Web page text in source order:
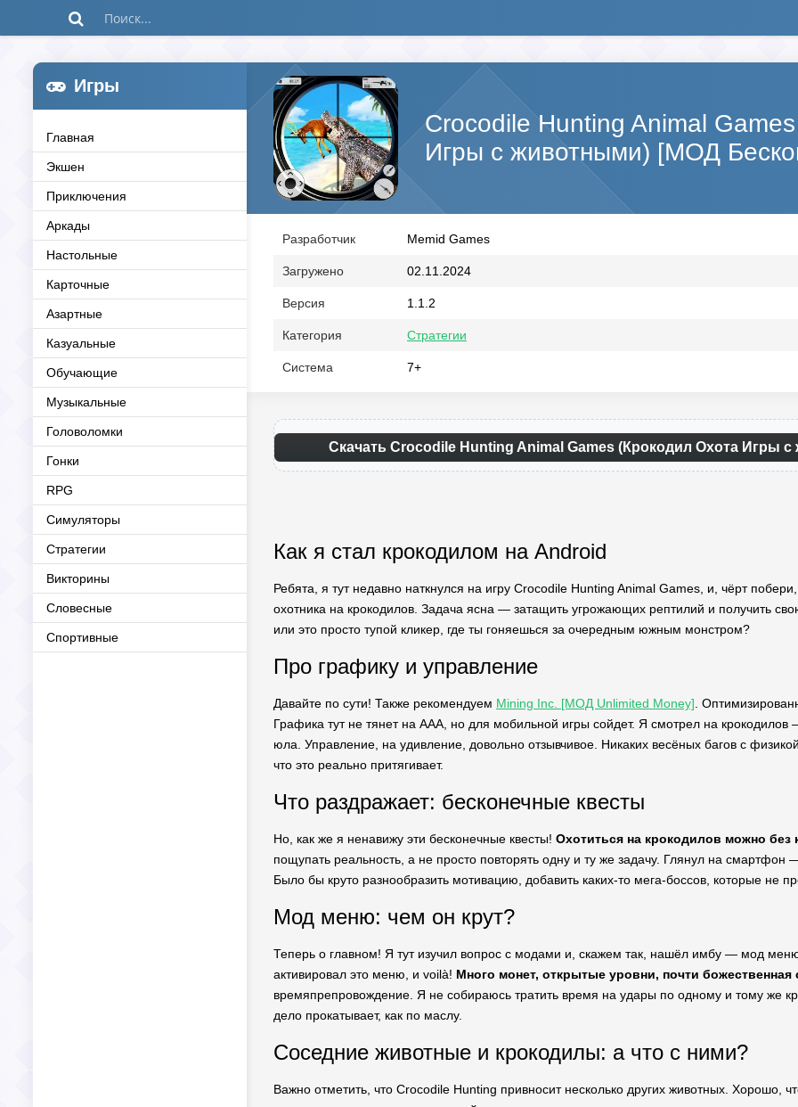
Игры
Главная
Экшен
Приключения
Аркады
Настольные
Карточные
Азартные
Казуальные
Обучающие
Музыкальные
Головоломки
Гонки
RPG
Симуляторы
Стратегии
Викторины
Словесные
Спортивные
Crocodile Hunting Animal
Игры с животными) [МОД
Разработчик Memid Games
Загружено 02.11.2024
Версия 1.1.2
Категория Стратегии
Система 7+
Скачать Crocodile Hunting Animal Games (Крокодил Охота Игры
Как я стал крокодилом на Android
Ребята, я тут недавно наткнулся на игру Crocodile Hunting Animal Games, и, чёрт
охотника на крокодилов. Задача ясна — затащить угрожающих рептилий и получить
или это просто тупой кликер, где ты гоняешься за очередным южным монстром?
Про графику и управление
Давайте по сути! Также рекомендуем Mining Inc. [МОД Unlimited Money] .
Графика тут не тянет на AAA, но для мобильной игры сойдет. Я смотрел на
юла. Управление, на удивление, довольно отзывчивое. Никаких весёных багов с
что это реально притягивает.
Что раздражает: бесконечные квесты
Но, как же я ненавижу эти бесконечные квесты! Охотиться на крокодилов можно без
пощупать реальность, а не просто повторять одну и ту же задачу. Глянул на смартфон
Было бы круто разнообразить мотивацию, добавить каких-то мега-боссов, которые не
Мод меню: чем он крут?
Теперь о главном! Я тут изучил вопрос с модами и, скажем так, нашёл имбу — мод
активировал это меню, и voilà! Много монет, открытые уровни, почти божественная
времяпрепровождение. Я не собираюсь тратить время на удары по одному и тому же
дело прокатывает, как по маслу.
Соседние животные и крокодилы: а что с ними?
Важно отметить, что Crocodile Hunting привносит несколько других животных. Хорошо,